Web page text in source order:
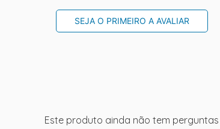
SEJA O PRIMEIRO A AVALIAR
Este produto ainda não tem perguntas